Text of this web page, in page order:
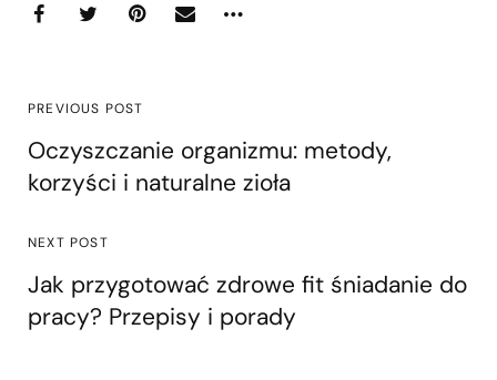
PREVIOUS POST
Oczyszczanie organizmu: metody,
korzyści i naturalne zioła
NEXT POST
Jak przygotować zdrowe fit śniadanie do
pracy? Przepisy i porady